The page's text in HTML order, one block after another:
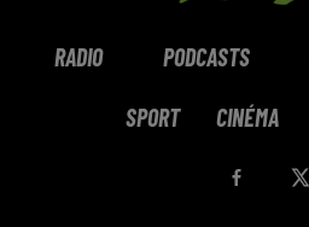
RADIO PODCASTS
SPORT CINÉMA